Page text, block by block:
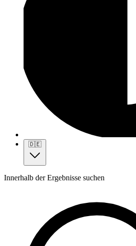
🇩🇪
Innerhalb der Ergebnisse suchen